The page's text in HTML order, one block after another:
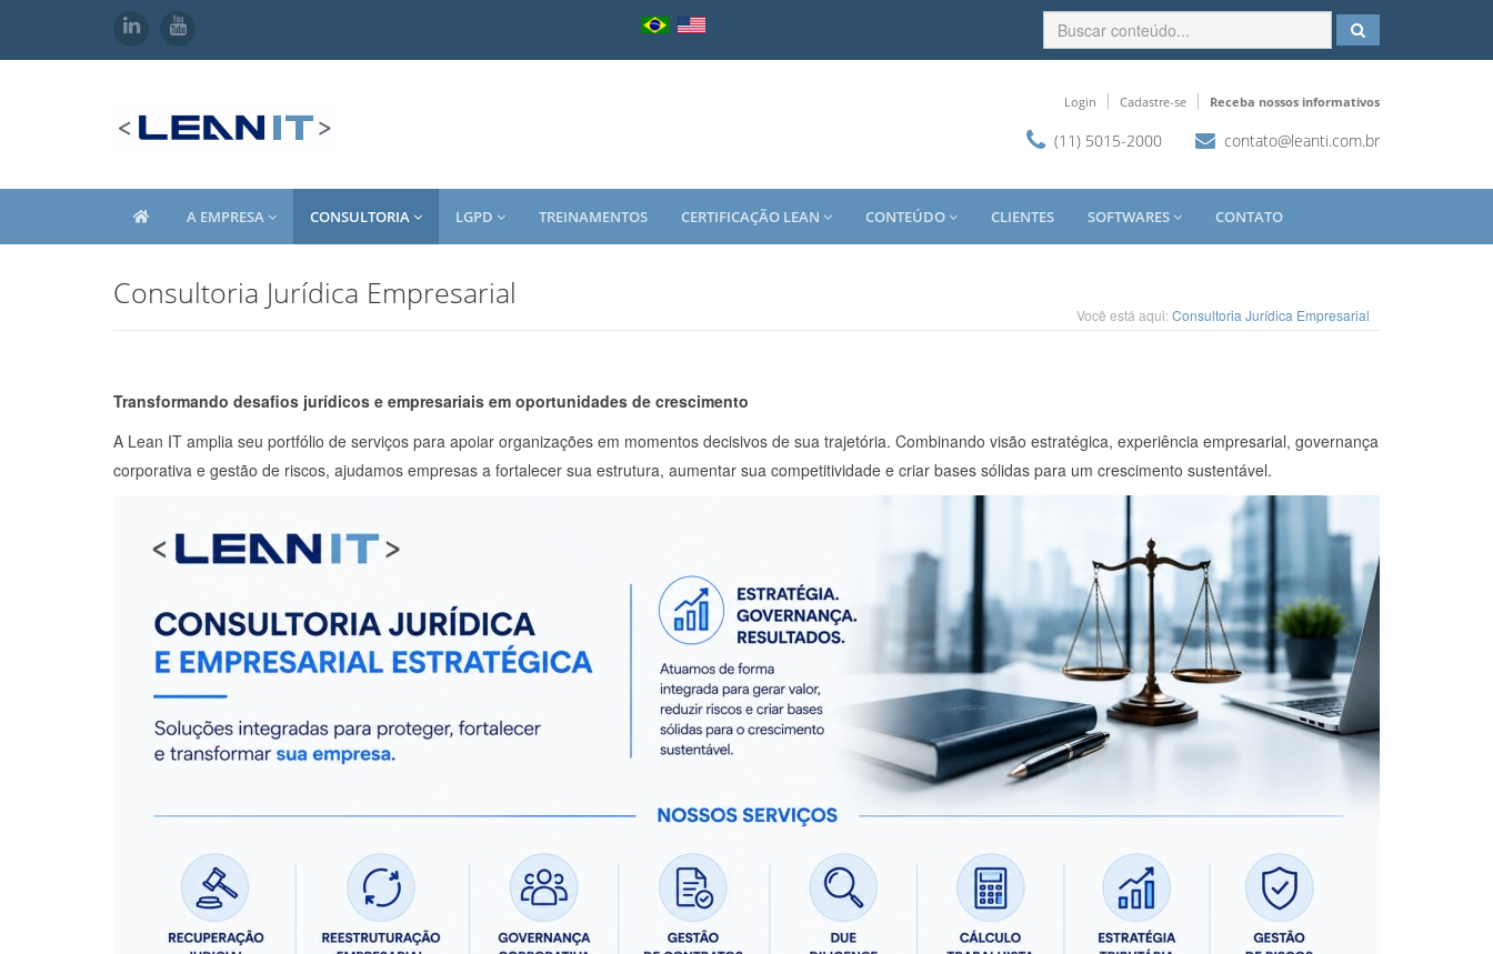
Login Cadastre-se Receba nossos informativos
(11) 5015-2000 contato@leanti.com.br
A EMPRESA CONSULTORIA LGPD TREINAMENTOS CERTIFICAÇÃO LEAN CONTEÚDO CLIENTES SOFTWARES CONTATO
Consultoria Jurídica Empresarial
Você está aqui:Consultoria Jurídica Empresarial
Transformando desafios jurídicos e empresariais em oportunidades de crescimento
A Lean IT amplia seu portfólio de serviços para apoiar organizações em momentos decisivos de sua trajetória. Combinando visão estratégica, experiência empresarial, governança
corporativa e gestão de riscos, ajudamos empresas a fortalecer sua estrutura, aumentar sua competitividade e criar bases sólidas para um crescimento sustentável.